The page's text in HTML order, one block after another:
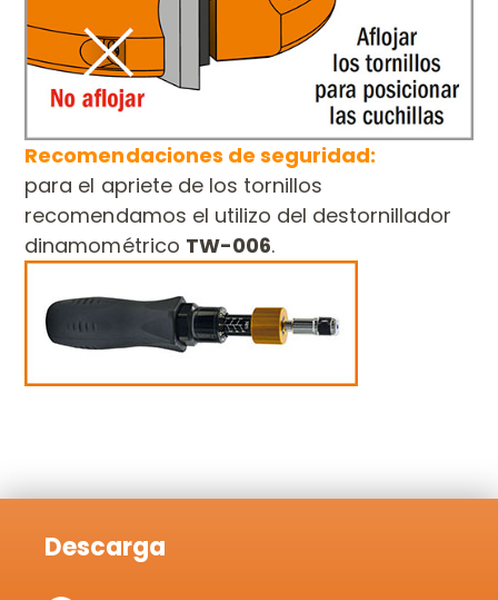
Recomendaciones de seguridad:
para el apriete de los tornillos
recomendamos el utilizo del destornillador
dinamométrico TW-006.
Descarga